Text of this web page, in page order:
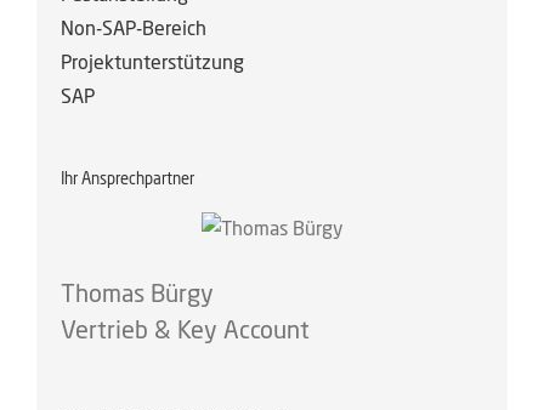
Non-SAP-Bereich
Projektunterstützung
SAP
Ihr Ansprechpartner
Thomas Bürgy
Vertrieb & Key Account